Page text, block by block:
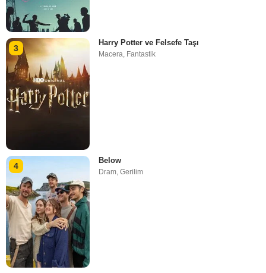
3
Harry Potter ve Felsefe Taşı
Macera, Fantastik
4
Below
Dram,Gerilim